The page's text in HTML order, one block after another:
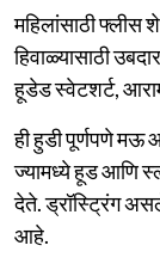
महिलांसाठी फ्लीस
हिवाळ्यासाठी
हूडेड स्वेटशर्ट,
ही हुडी पूर्णपणे मऊ
ज्यामध्ये हूड आणि
देते. ड्रॉस्ट्रिंग
आहे.